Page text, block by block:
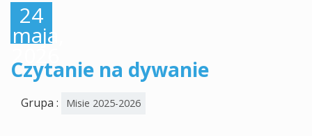
24
maja,
2026
Czytanie na dywanie
Grupa : Misie 2025-2026